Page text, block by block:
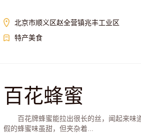
北京市顺义区赵全营镇兆丰工业区
特产美食
百花蜂蜜
百花牌蜂蜜能拉出很长的丝，闻起来味
假的蜂蜜味虽甜，但夹杂着...